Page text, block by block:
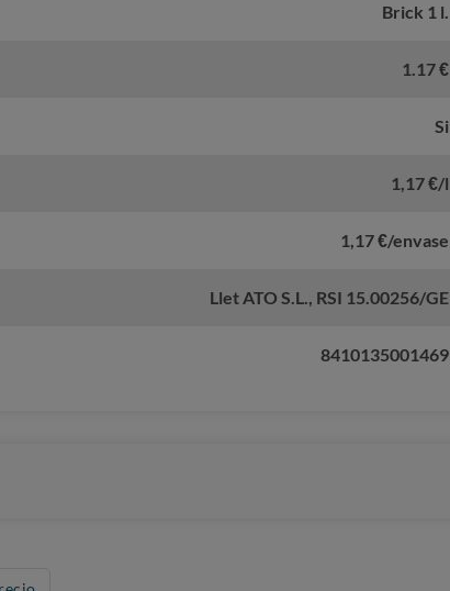
Brick 1 l.
1.17 €
Si
1,17 €/l
1,17 €/envase
Llet ATO S.L., RSI 15.00256/GE
8410135001469